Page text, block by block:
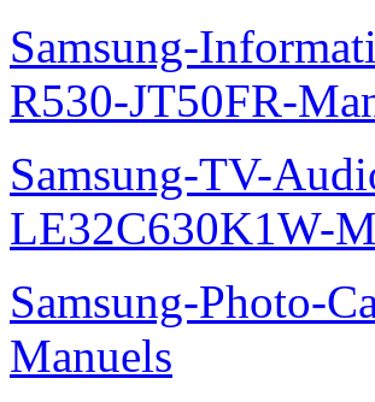
Samsung-
R530-JT50FR-
Samsung-TV-
LE32C630K1W-
Samsung-Photo-
Manuels